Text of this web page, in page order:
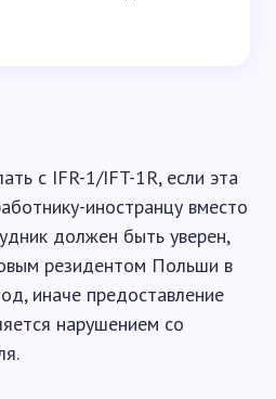
с IFR-1/IFT-1R, если эта
иностранцу вместо
должен быть уверен,
резидентом Польши в
иначе предоставление
нарушением со